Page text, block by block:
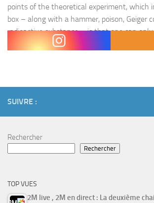
points of the theoretical experiment, which
box – along with a hammer, poison, Geiger
radioactive substance – is that one can
happens to the cat after the box…
SUIVRE :
Rechercher
Rechercher
TOP VUES
2M live , 2M en direct : La deuxième